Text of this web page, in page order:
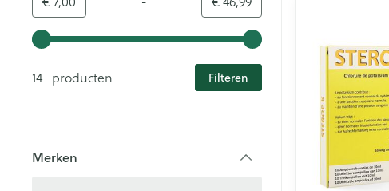
Gebruik de pijltjestoetsen links en rechts om de minimale en
14 producten
Filteren
Merken